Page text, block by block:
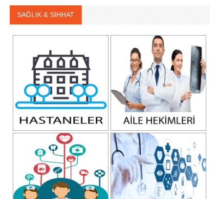
SAĞLIK & SIHHAT